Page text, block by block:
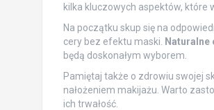
kilka kluczowych aspektów, które
Na początku skup się na
cery bez efektu maski.
Naturalne
będą doskonałym wyborem.
Pamiętaj także o zdrowiu swojej
nałożeniem makijażu. Warto
ich trwałość.